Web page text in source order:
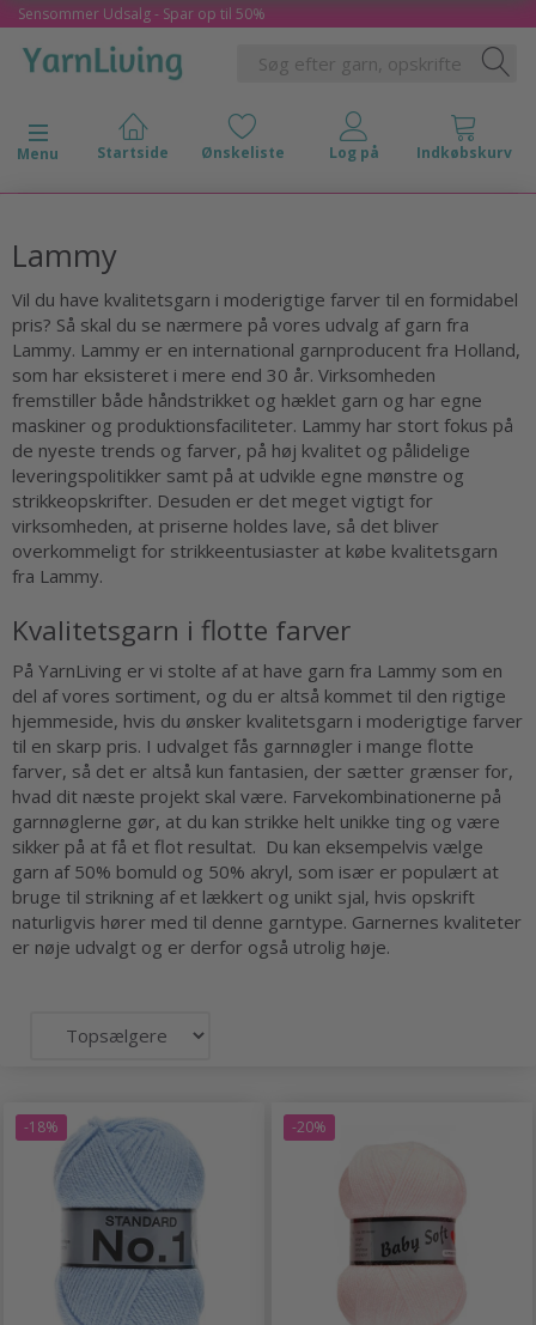
Sensommer Udsalg - Spar op til 50%
Skifte navigation
Menu
Lammy
Vil du have kvalitetsgarn i moderigtige farver til en formidabel
pris? Så skal du se nærmere på vores udvalg af garn fra
Lammy. Lammy er en international garnproducent fra Holland,
som har eksisteret i mere end 30 år. Virksomheden
fremstiller både håndstrikket og hæklet garn og har egne
maskiner og produktionsfaciliteter. Lammy har stort fokus på
de nyeste trends og farver, på høj kvalitet og pålidelige
leveringspolitikker samt på at udvikle egne mønstre og
strikkeopskrifter. Desuden er det meget vigtigt for
virksomheden, at priserne holdes lave, så det bliver
overkommeligt for strikkeentusiaster at købe kvalitetsgarn
fra Lammy.
Kvalitetsgarn i flotte farver
På YarnLiving er vi stolte af at have garn fra Lammy som en
del af vores sortiment, og du er altså kommet til den rigtige
hjemmeside, hvis du ønsker kvalitetsgarn i moderigtige farver
til en skarp pris. I udvalget fås garnnøgler i mange flotte
farver, så det er altså kun fantasien, der sætter grænser for,
hvad dit næste projekt skal være. Farvekombinationerne på
garnnøglerne gør, at du kan strikke helt unikke ting og være
sikker på at få et flot resultat. Du kan eksempelvis vælge
garn af 50% bomuld og 50% akryl, som især er populært at
bruge til strikning af et lækkert og unikt sjal, hvis opskrift
naturligvis hører med til denne garntype. Garnernes kvaliteter
er nøje udvalgt og er derfor også utrolig høje.
-18% -20%